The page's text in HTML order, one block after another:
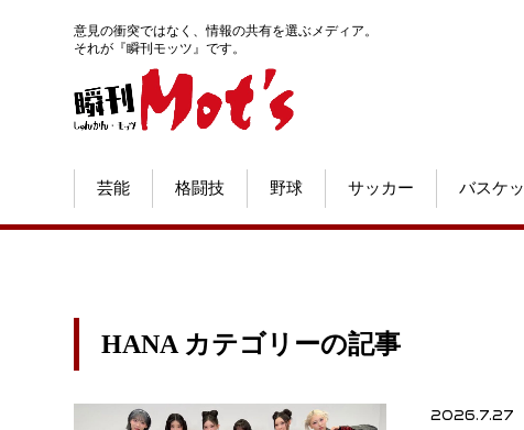
意見の衝突ではなく、情報の共有を選ぶメディア。
それが『瞬刊モッツ』です。
芸能 格闘技 野球 サッカー バスケ
HANA カテゴリーの記事
2026.7.27